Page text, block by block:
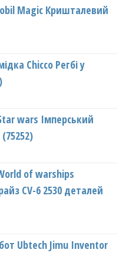
Magic Кришталевий
Chicco Регбі у
wars Імперський
of warships
CV-6 2530 деталей
Ubtech Jimu Inventor